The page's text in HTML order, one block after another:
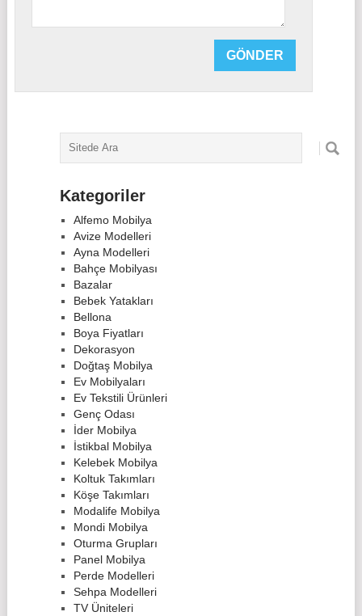
Kategoriler
Alfemo Mobilya
Avize Modelleri
Ayna Modelleri
Bahçe Mobilyası
Bazalar
Bebek Yatakları
Bellona
Boya Fiyatları
Dekorasyon
Doğtaş Mobilya
Ev Mobilyaları
Ev Tekstili Ürünleri
Genç Odası
İder Mobilya
İstikbal Mobilya
Kelebek Mobilya
Koltuk Takımları
Köşe Takımları
Modalife Mobilya
Mondi Mobilya
Oturma Grupları
Panel Mobilya
Perde Modelleri
Sehpa Modelleri
TV Üniteleri